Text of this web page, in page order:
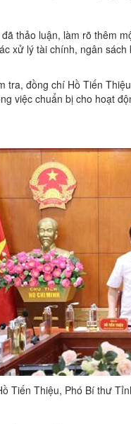
thảo luận, làm rõ thêm
xử lý tài chính, ngân
tra, đồng chí Hồ Tiến
việc chuẩn bị cho hoạt
Tiến Thiệu, Phó Bí thư